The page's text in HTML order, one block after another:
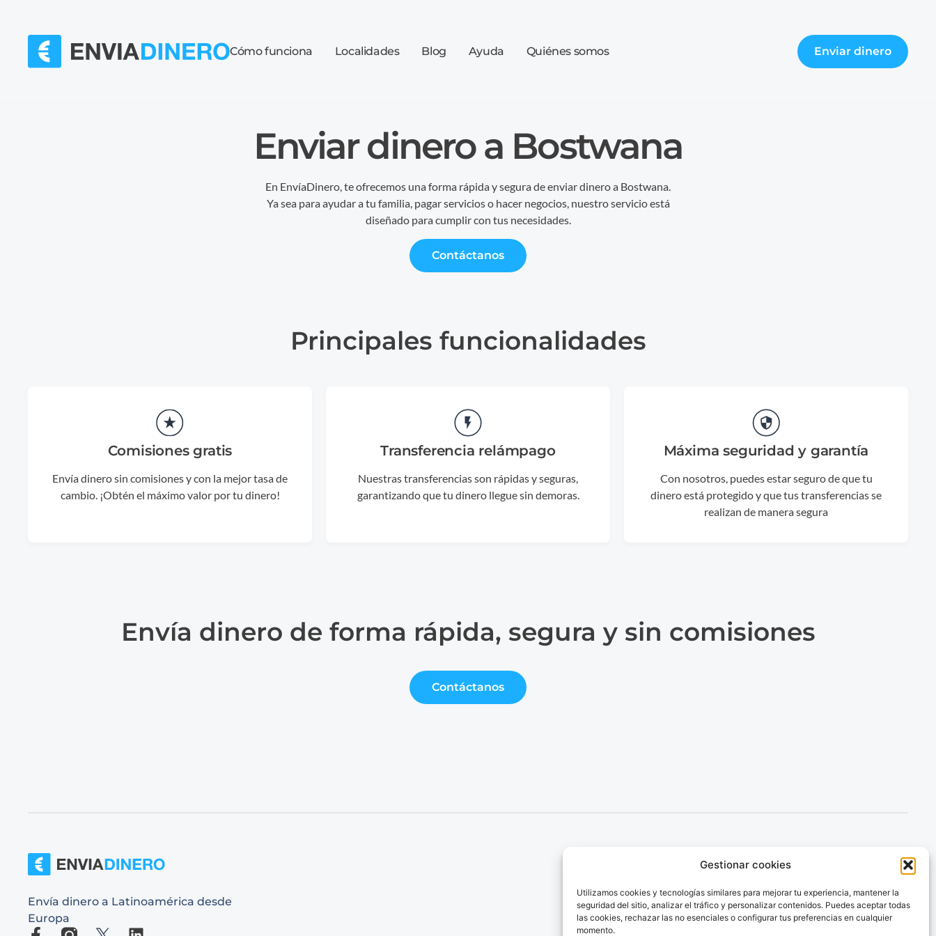
Gestionar cookies
Utilizamos cookies y tecnologías similares para mejorar tu experiencia, mantener la
seguridad del sitio, analizar el tráfico y personalizar contenidos. Puedes aceptar todas
las cookies, rechazar las no esenciales o configurar tus preferencias en cualquier
momento.
Cómo funciona Localidades Blog Ayuda Quiénes somos Enviar dinero
Enviar dinero a Bostwana
En EnvíaDinero, te ofrecemos una forma rápida y segura de enviar dinero a Bostwana.
Ya sea para ayudar a tu familia, pagar servicios o hacer negocios, nuestro servicio está
diseñado para cumplir con tus necesidades.
Contáctanos
Principales funcionalidades
Comisiones gratis
Envía dinero sin comisiones y con la mejor tasa de
cambio. ¡Obtén el máximo valor por tu dinero!
Transferencia relámpago
Nuestras transferencias son rápidas y seguras,
garantizando que tu dinero llegue sin demoras.
Máxima seguridad y garantía
Con nosotros, puedes estar seguro de que tu
dinero está protegido y que tus transferencias se
realizan de manera segura
Envía dinero de forma rápida, segura y sin comisiones
Contáctanos
Envía dinero a Latinoamérica desde
Europa
Localidades
Blog
Envía dinero
Envía dinero a Venezuela
Envía dinero a Colombia
Envía dinero a Brazil